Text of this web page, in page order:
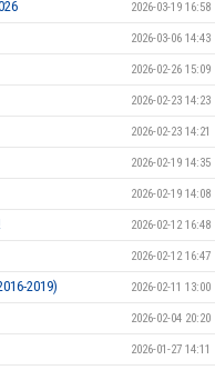
2026-03-19 16:58
2026-03-06 14:43
2026-02-26 15:09
2026-02-23 14:23
2026-02-23 14:21
2026-02-19 14:35
2026-02-19 14:08
2026-02-12 16:48
2026-02-12 16:47
2019) 2026-02-11 13:00
2026-02-04 20:20
2026-01-27 14:11